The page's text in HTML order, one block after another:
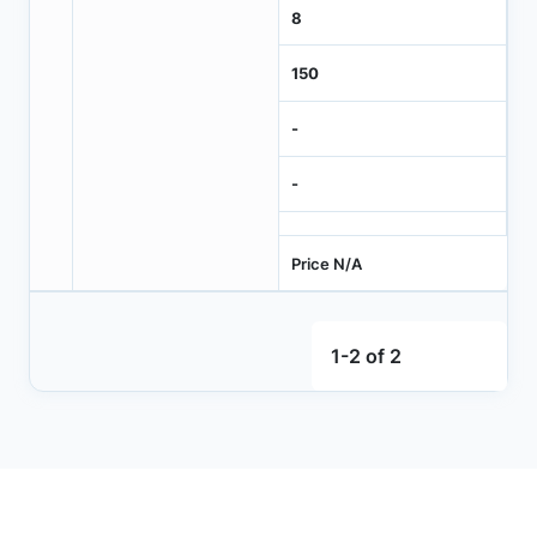
8
150
-
-
Price N/A
1-2 of 2